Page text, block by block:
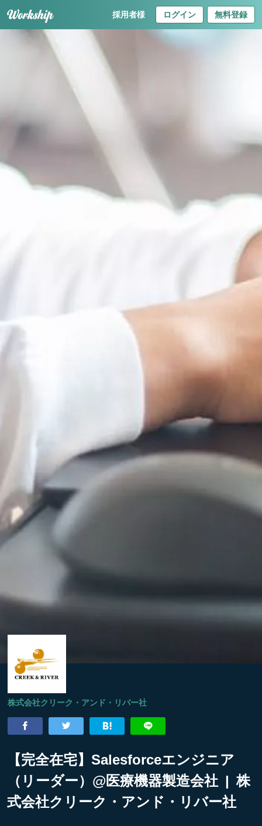
採用者様 ログイン 無料登録
株式会社クリーク・アンド・リバー社
【完全在宅】Salesforceエンジニア
（リーダー）@医療機器製造会社 | 株
式会社クリーク・アンド・リバー社